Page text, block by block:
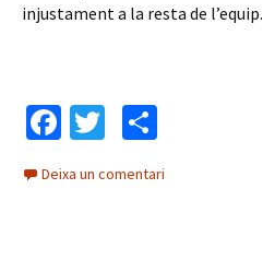
injustament a la resta de l’equip.
Fa
b
T
tt
o
m
Deixa un comentari